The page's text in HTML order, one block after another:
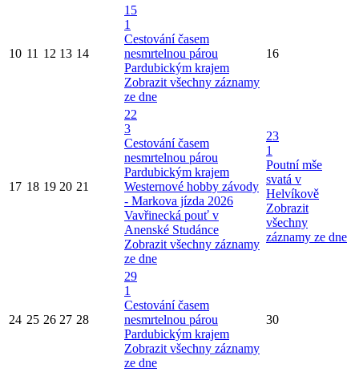
10 11 12 13 14
15
1
Cestování časem
nesmrtelnou párou
Pardubickým krajem
Zobrazit všechny záznamy
ze dne
16
17 18 19 20 21
22
3
Cestování časem
nesmrtelnou párou
Pardubickým krajem
Westernové hobby závody
- Markova jízda 2026
Vavřinecká pouť v
Anenské Studánce
Zobrazit všechny záznamy
ze dne
23
1
Poutní mše
svatá v
Helvíkově
Zobrazit
všechny
záznamy ze dne
24 25 26 27 28
29
1
Cestování časem
nesmrtelnou párou
Pardubickým krajem
Zobrazit všechny záznamy
ze dne
30